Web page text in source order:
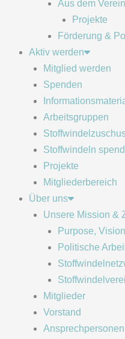
Aus dem Verein
Projekte
Förderung &
Aktiv werden
Mitglied werden
Spenden
Arbeitsgruppen
Stoffwindeln
Projekte
Mitgliederbereich
Über uns
Unsere Mission &
Purpose,
Politische
Mitglieder
Vorstand
Ansprechpersonen